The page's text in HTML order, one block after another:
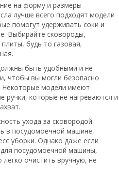
на форму и размеры
лучше всего подходят модели
помогут удерживать соки и
Выбирайте сковороды,
будь то газовая,
быть удобными и не
чтобы вы могли безопасно
Некоторые модели имеют
ручки, которые не нагреваются и
ухода за сковородой.
в посудомоечной машине,
уборки. Однако даже если
посудомоечной машины,
очистить вручную, не